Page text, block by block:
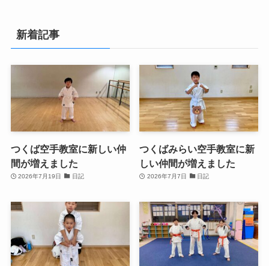
新着記事
つくば空手教室に新しい仲
間が増えました
2026年7月19日 日記
つくばみらい空手教室に新
しい仲間が増えました
2026年7月7日 日記